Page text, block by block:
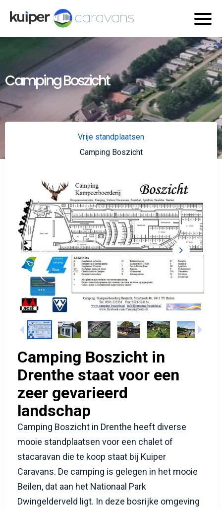
Camping Boszicht
Vrije standplaatsen
Camping Boszicht
Camping Boszicht in
Drenthe staat voor een
zeer gevarieerd
landschap
Camping Boszicht in Drenthe heeft diverse
mooie standplaatsen voor een chalet of
stacaravan die te koop staat bij Kuiper
Caravans. De camping is gelegen in het mooie
Beilen, dat aan het Nationaal Park
Dwingelderveld ligt. In deze bosrijke omgeving